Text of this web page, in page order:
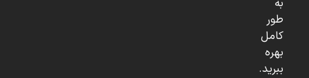
به
طور
کامل
بهره
ببرید.